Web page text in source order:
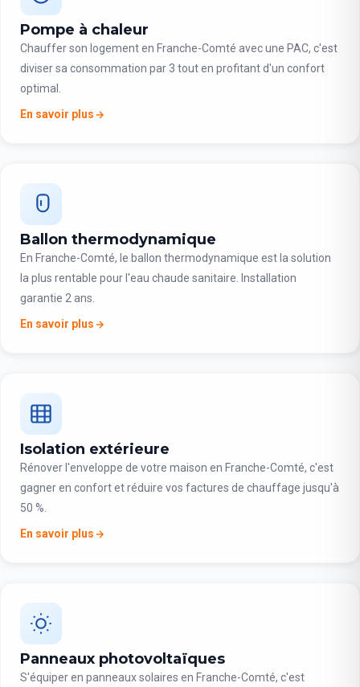
Pompe à chaleur
Chauffer son logement en Franche-Comté avec une PAC, c'est
diviser sa consommation par 3 tout en profitant d'un confort
optimal.
En savoir plus
Ballon thermodynamique
En Franche-Comté, le ballon thermodynamique est la solution
la plus rentable pour l'eau chaude sanitaire. Installation
garantie 2 ans.
En savoir plus
Isolation extérieure
Rénover l'enveloppe de votre maison en Franche-Comté, c'est
gagner en confort et réduire vos factures de chauffage jusqu'à
50 %.
En savoir plus
Panneaux photovoltaïques
S'équiper en panneaux solaires en Franche-Comté, c'est